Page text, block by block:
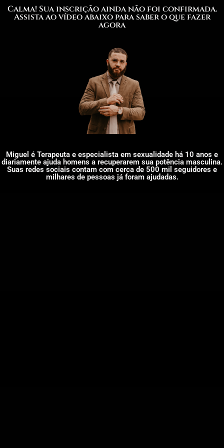
Calma! Sua inscrição ainda não foi confirmada.
Assista ao vídeo abaixo para saber o que fazer
agora
Miguel é Terapeuta e especialista em sexualidade há 10 anos e
diariamente ajuda homens a recuperarem sua potência masculina.
Suas redes sociais contam com cerca de 500 mil seguidores e
milhares de pessoas já foram ajudadas.